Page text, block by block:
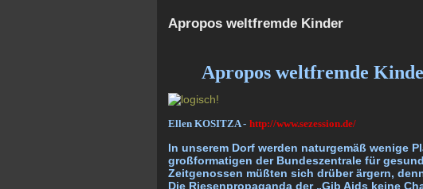
Apropos weltfremde Kinder
Apropos weltfremde
Ellen KOSITZA - http://www.sezession.de/
In unserem Dorf werden naturgemäß wenige
großformatigen der Bundeszentrale für
Zeitgenossen müßten sich drüber ärgern,
Die Riesenpropaganda der „Gib Aids keine